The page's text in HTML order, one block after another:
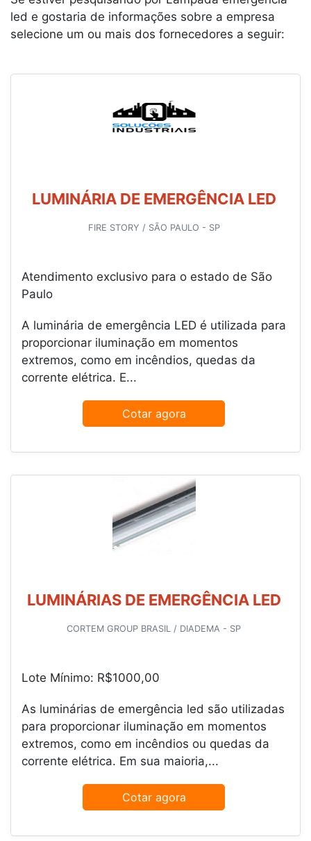
led e gostaria de informações sobre a empresa
selecione um ou mais dos fornecedores a seguir:
LUMINÁRIA DE EMERGÊNCIA LED
FIRE STORY / SÃO PAULO - SP
Atendimento exclusivo para o estado de São
Paulo
A luminária de emergência LED é utilizada para
proporcionar iluminação em momentos
extremos, como em incêndios, quedas da
corrente elétrica. E...
Cotar agora
LUMINÁRIAS DE EMERGÊNCIA LED
CORTEM GROUP BRASIL / DIADEMA - SP
Lote Mínimo: R$1000,00
As luminárias de emergência led são utilizadas
para proporcionar iluminação em momentos
extremos, como em incêndios ou quedas da
corrente elétrica. Em sua maioria,...
Cotar agora